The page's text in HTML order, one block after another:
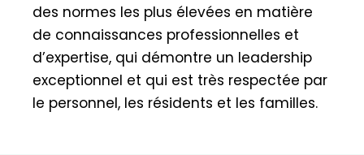
des normes les plus élevées en matière
de connaissances professionnelles et
d’expertise, qui démontre un leadership
exceptionnel et qui est très respectée par
le personnel, les résidents et les familles.